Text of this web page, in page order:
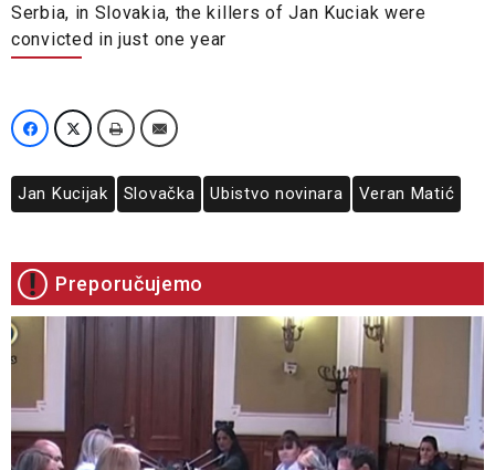
Serbia, in Slovakia, the killers of Jan Kuciak were
convicted in just one year
Jan Kucijak Slovačka Ubistvo novinara Veran Matić
Preporučujemo